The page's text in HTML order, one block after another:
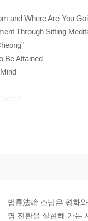
and Where Are You
Through Sitting
Be Attained
법륜法輪 스님은 평화
명 전환을 실현해 가는